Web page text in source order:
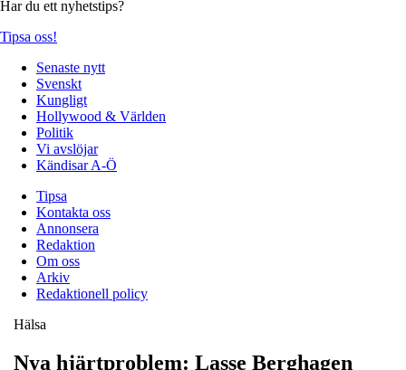
Har du ett nyhetstips?
Tipsa oss!
Senaste nytt
Svenskt
Kungligt
Hollywood & Världen
Politik
Vi avslöjar
Kändisar A-Ö
Tipsa
Kontakta oss
Annonsera
Redaktion
Om oss
Arkiv
Redaktionell policy
Hälsa
Nya hjärtproblem: Lasse Berghagen